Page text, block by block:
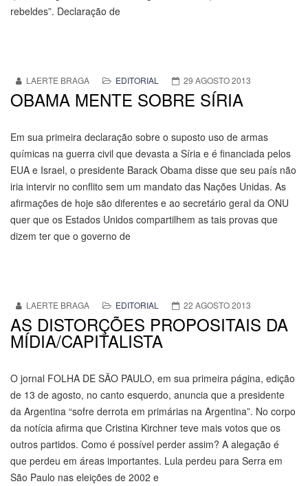
rebeldes”. Declaração de
LAERTE BRAGA EDITORIAL 29 AGOSTO 2013
OBAMA MENTE SOBRE SÍRIA
Em sua primeira declaração sobre o suposto uso de armas
químicas na guerra civil que devasta a Síria e é financiada pelos
EUA e Israel, o presidente Barack Obama disse que seu país não
iria intervir no conflito sem um mandato das Nações Unidas. As
afirmações de hoje são diferentes e ao secretário geral da ONU
quer que os Estados Unidos compartilhem as tais provas que
dizem ter que o governo de
LAERTE BRAGA EDITORIAL 22 AGOSTO 2013
AS DISTORÇÕES PROPOSITAIS DA
MÍDIA/CAPITALISTA
O jornal FOLHA DE SÃO PAULO, em sua primeira página, edição
de 13 de agosto, no canto esquerdo, anuncia que a presidente
da Argentina “sofre derrota em primárias na Argentina”. No corpo
da notícia afirma que Cristina Kirchner teve mais votos que os
outros partidos. Como é possível perder assim? A alegação é
que perdeu em áreas importantes. Lula perdeu para Serra em
São Paulo nas eleições de 2002 e